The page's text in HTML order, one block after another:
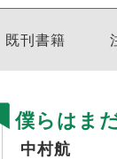
既刊書籍
僕らはま
中村航